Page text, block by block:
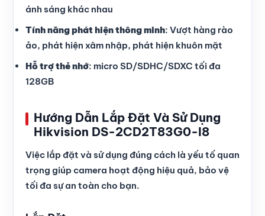
ánh sáng khác nhau
Tính năng phát hiện thông minh: Vượt hàng rào
ảo, phát hiện xâm nhập, phát hiện khuôn mặt
Hỗ trợ thẻ nhớ: micro SD/SDHC/SDXC tối đa
128GB
Hướng Dẫn Lắp Đặt Và Sử Dụng
Hikvision DS-2CD2T83G0-I8
Việc lắp đặt và sử dụng đúng cách là yếu tố quan
trọng giúp camera hoạt động hiệu quả, bảo vệ
tối đa sự an toàn cho bạn.